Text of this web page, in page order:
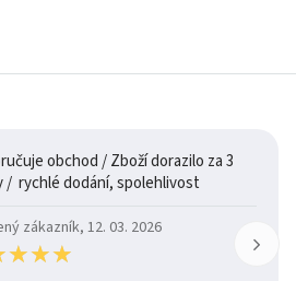
obchod / Zboží dorazilo za 3
týdny / rychlé dodání, spolehlivost
zákazník, 12. 03. 2026
★★★
★★★